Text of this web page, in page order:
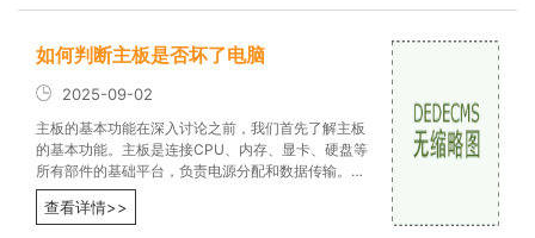
如何判断主板是否坏了电脑
2025-09-02
主板的基本功能在深入讨论之前，我们首先了解主板
的基本功能。主板是连接CPU、内存、显卡、硬盘等
所有部件的基础平台，负责电源分配和数据传输。主
板的正常运行对于整个系统的
查看详情>>